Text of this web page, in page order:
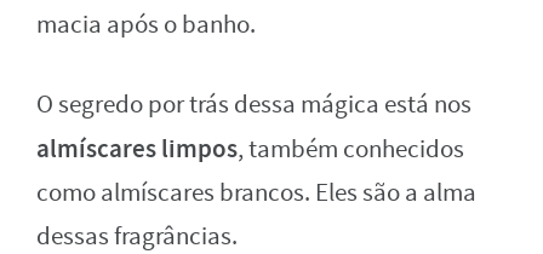
macia após o banho.
O segredo por trás dessa mágica está nos
almíscares limpos, também conhecidos
como almíscares brancos. Eles são a alma
dessas fragrâncias.